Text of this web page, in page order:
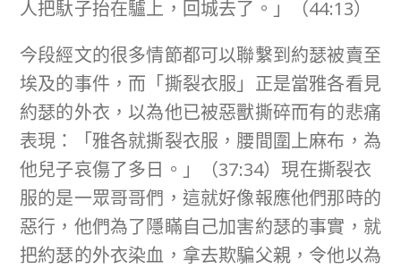
人把馱子抬在驢上，回城去了。」（44:13）
今段經文的很多情節都可以聯繫到約瑟被賣至
埃及的事件，而「撕裂衣服」正是當雅各看見
約瑟的外衣，以為他已被惡獸撕碎而有的悲痛
表現：「雅各就撕裂衣服，腰間圍上麻布，為
他兒子哀傷了多日。」（37:34）現在撕裂衣
服的是一眾哥哥們，這就好像報應他們那時的
惡行，他們為了隱瞞自己加害約瑟的事實，就
把約瑟的外衣染血，拿去欺騙父親，令他以為